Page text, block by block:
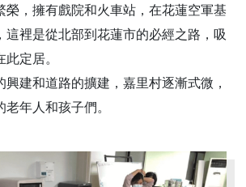
榮，擁有戲院和火車站，在花蓮空軍基
這裡是從北部到花蓮市的必經之路，吸
定居。
建和道路的擴建，嘉里村逐漸式微，
年人和孩子們。